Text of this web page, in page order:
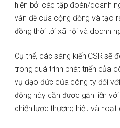
hiện bởi các tập đoàn/doanh
vấn đề của cộng đồng và tạo
đồng thời tới xã hội và doanh
Cụ thể, các sáng kiến ​​CSR sẽ
trong quá trình phát triển của
vụ đạo đức của công ty đối
động này cần được gắn liền
chiến lược thương hiệu và hoạt